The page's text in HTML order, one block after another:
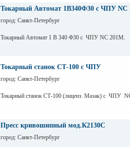
Токарный Автомат 1В340Ф30 с ЧПУ NC
город: Санкт-Петербург
Токарный Автомат 1 В 340 Ф30 с ЧПУ NC 201M.
Токарный станок СТ-100 с ЧПУ
город: Санкт-Петербург
Токарный станок СТ-100 (лиценз. Мазак) с ЧПУ
Пресс кривошипный мод.К2130С
город: Санкт-Петербург